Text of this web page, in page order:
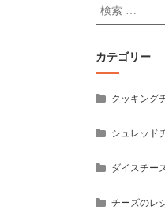
検
索
象:
カテゴリー
クッキング
シュレッド
ダイスチー
チーズのレ